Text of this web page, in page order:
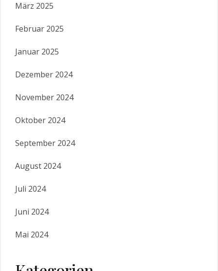
März 2025
Februar 2025
Januar 2025
Dezember 2024
November 2024
Oktober 2024
September 2024
August 2024
Juli 2024
Juni 2024
Mai 2024